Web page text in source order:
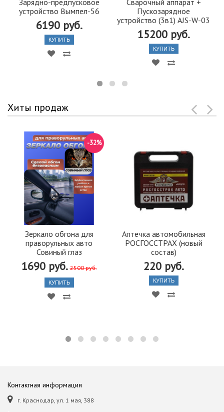
устройство Вымпел-56
6190 руб.
КУПИТЬ
Пускозарядное
устройство (3в1) AJS-W-03
15200 руб.
КУПИТЬ
Хиты продаж
Зеркало обгона для
праворульных авто
Совиный глаз
1690 руб. 2500 руб.
-32%
КУПИТЬ
Аптечка автомобильная
РОСГОССТРАХ (новый
состав)
220 руб.
КУПИТЬ
Контактная информация
г. Краснодар, ул. 1 мая, 388